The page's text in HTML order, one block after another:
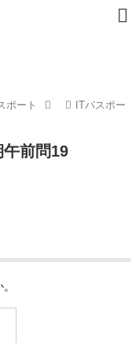
ポート
ITパスポー
前問19